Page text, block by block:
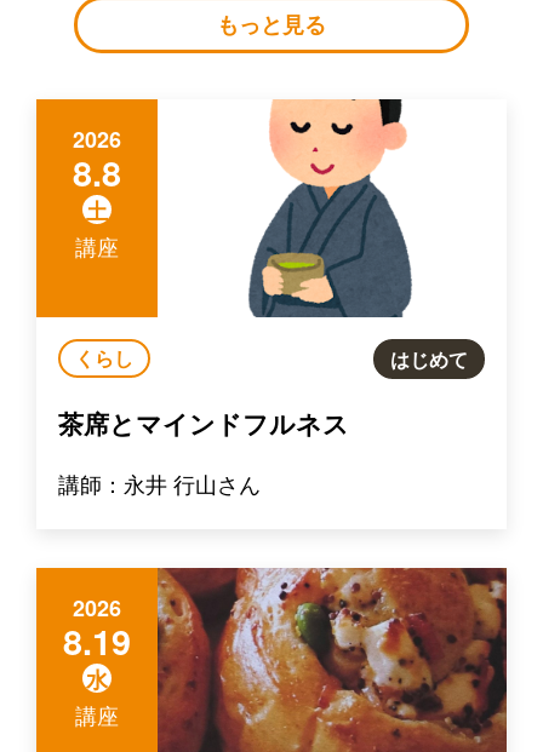
もっと見る
2026
8.8
土
講座
くらし はじめて
茶席とマインドフルネス
講師：永井 行山さん
2026
8.19
水
講座